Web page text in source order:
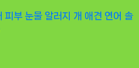
피부 눈물 알러지 개 애견 연어 솔